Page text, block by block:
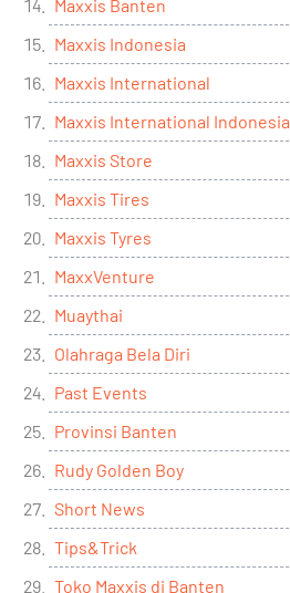
Maxxis Banten
Maxxis Indonesia
Maxxis International
Maxxis International Indonesia
Maxxis Store
Maxxis Tires
Maxxis Tyres
MaxxVenture
Muaythai
Olahraga Bela Diri
Past Events
Provinsi Banten
Rudy Golden Boy
Short News
Tips&Trick
Toko Maxxis di Banten